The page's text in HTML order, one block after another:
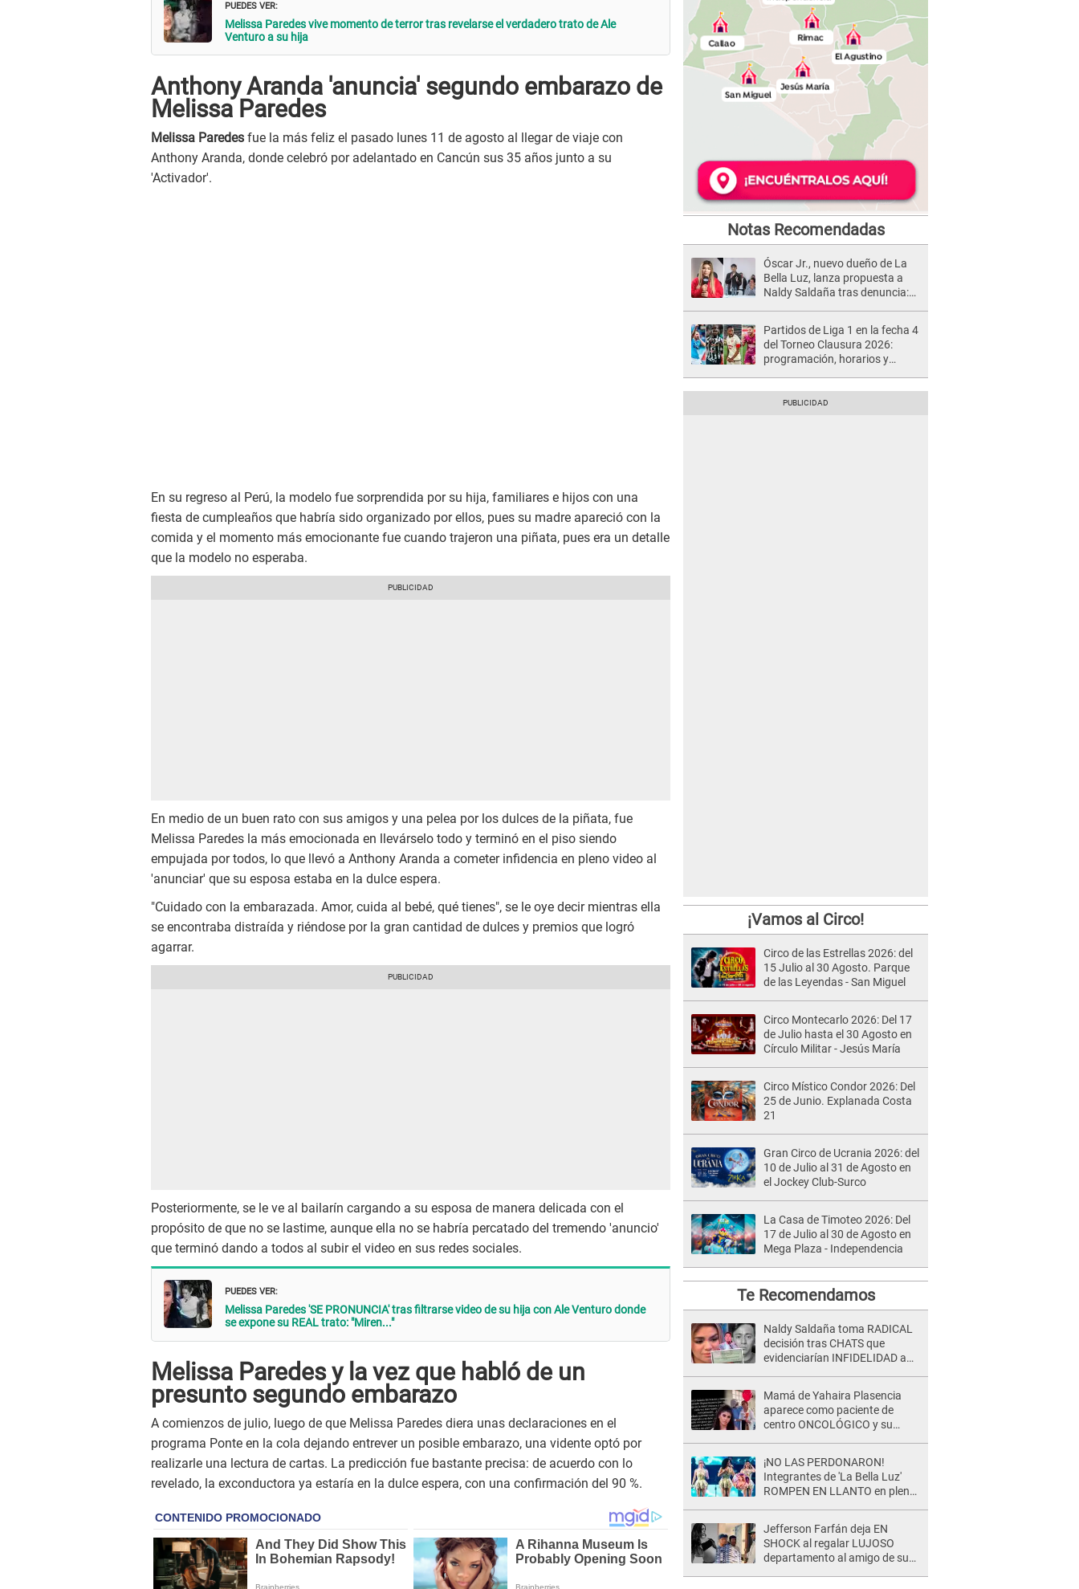
PUEDES VER:
Melissa Paredes vive momento de terror tras revelarse el verdadero trato de Ale
Venturo a su hija
Anthony Aranda 'anuncia' segundo embarazo de
Melissa Paredes
Melissa Paredes fue la más feliz el pasado lunes 11 de agosto al llegar de viaje con
Anthony Aranda, donde celebró por adelantado en Cancún sus 35 años junto a su
'Activador'.
En su regreso al Perú, la modelo fue sorprendida por su hija, familiares e hijos con una
fiesta de cumpleaños que habría sido organizado por ellos, pues su madre apareció con la
comida y el momento más emocionante fue cuando trajeron una piñata, pues era un detalle
que la modelo no esperaba.
En medio de un buen rato con sus amigos y una pelea por los dulces de la piñata, fue
Melissa Paredes la más emocionada en llevárselo todo y terminó en el piso siendo
empujada por todos, lo que llevó a Anthony Aranda a cometer infidencia en pleno video al
'anunciar' que su esposa estaba en la dulce espera.
"Cuidado con la embarazada. Amor, cuida al bebé, qué tienes", se le oye decir mientras ella
se encontraba distraída y riéndose por la gran cantidad de dulces y premios que logró
agarrar.
Posteriormente, se le ve al bailarín cargando a su esposa de manera delicada con el
propósito de que no se lastime, aunque ella no se habría percatado del tremendo 'anuncio'
que terminó dando a todos al subir el video en sus redes sociales.
PUEDES VER:
Melissa Paredes 'SE PRONUNCIA' tras filtrarse video de su hija con Ale Venturo donde
se expone su REAL trato: "Miren..."
Melissa Paredes y la vez que habló de un
presunto segundo embarazo
A comienzos de julio, luego de que Melissa Paredes diera unas declaraciones en el
programa Ponte en la cola dejando entrever un posible embarazo, una vidente optó por
realizarle una lectura de cartas. La predicción fue bastante precisa: de acuerdo con lo
revelado, la exconductora ya estaría en la dulce espera, con una confirmación del 90 %.
Notas Recomendadas
Óscar Jr., nuevo dueño de La
Bella Luz, lanza propuesta a
Naldy Saldaña tras denuncia:
Partidos de Liga 1 en la fecha 4
del Torneo Clausura 2026:
programación, horarios y
¡Vamos al Circo!
Circo de las Estrellas 2026: del
15 Julio al 30 Agosto. Parque
de las Leyendas - San Miguel
Circo Montecarlo 2026: Del 17
de Julio hasta el 30 Agosto en
Círculo Militar - Jesús María
Circo Místico Condor 2026: Del
25 de Junio. Explanada Costa
21
Gran Circo de Ucrania 2026: del
10 de Julio al 31 de Agosto en
el Jockey Club-Surco
La Casa de Timoteo 2026: Del
17 de Julio al 30 de Agosto en
Mega Plaza - Independencia
Te Recomendamos
Naldy Saldaña toma RADICAL
decisión tras CHATS que
evidenciarían INFIDELIDAD a
Mamá de Yahaira Plasencia
aparece como paciente de
centro ONCOLÓGICO y su
¡NO LAS PERDONARON!
Integrantes de 'La Bella Luz'
ROMPEN EN LLANTO en pleno
Jefferson Farfán deja EN
SHOCK al regalar LUJOSO
departamento al amigo de su